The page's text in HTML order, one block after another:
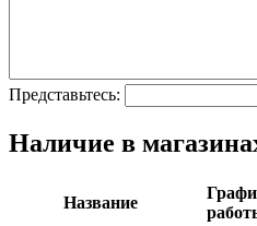
Представьтесь:
Наличие в
Название